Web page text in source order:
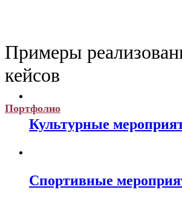
Примеры
кейсов
Портфолио
Культурные
Спортивные